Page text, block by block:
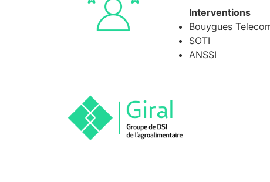
Interventions
Bouygues
SOTI
ANSSI